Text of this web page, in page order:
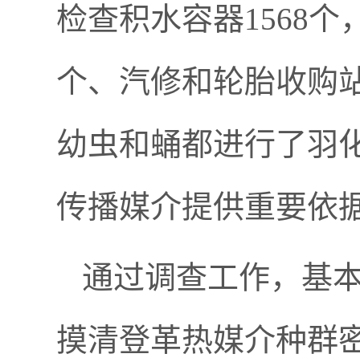
检查积水容器1568个
个、汽修和轮胎收购
幼虫和蛹都进行了羽
传播媒介提供重要依
通过调查工作，基
摸清登革热媒介种群